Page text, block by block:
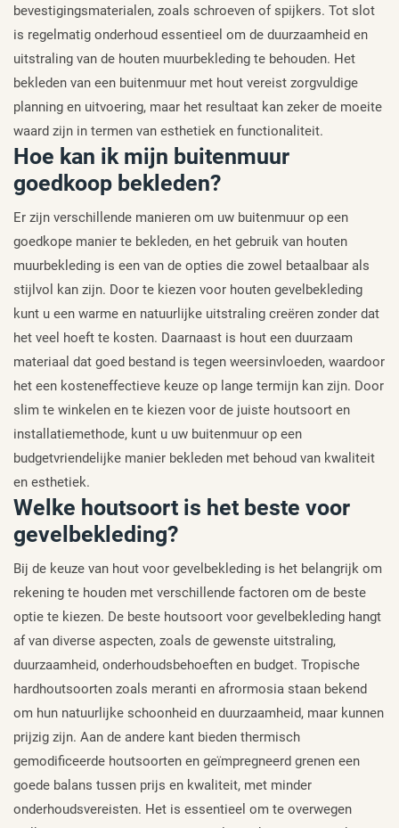
bevestigingsmaterialen, zoals schroeven of spijkers. Tot slot
is regelmatig onderhoud essentieel om de duurzaamheid en
uitstraling van de houten muurbekleding te behouden. Het
bekleden van een buitenmuur met hout vereist zorgvuldige
planning en uitvoering, maar het resultaat kan zeker de moeite
waard zijn in termen van esthetiek en functionaliteit.
Hoe kan ik mijn buitenmuur
goedkoop bekleden?
Er zijn verschillende manieren om uw buitenmuur op een
goedkope manier te bekleden, en het gebruik van houten
muurbekleding is een van de opties die zowel betaalbaar als
stijlvol kan zijn. Door te kiezen voor houten gevelbekleding
kunt u een warme en natuurlijke uitstraling creëren zonder dat
het veel hoeft te kosten. Daarnaast is hout een duurzaam
materiaal dat goed bestand is tegen weersinvloeden, waardoor
het een kosteneffectieve keuze op lange termijn kan zijn. Door
slim te winkelen en te kiezen voor de juiste houtsoort en
installatiemethode, kunt u uw buitenmuur op een
budgetvriendelijke manier bekleden met behoud van kwaliteit
en esthetiek.
Welke houtsoort is het beste voor
gevelbekleding?
Bij de keuze van hout voor gevelbekleding is het belangrijk om
rekening te houden met verschillende factoren om de beste
optie te kiezen. De beste houtsoort voor gevelbekleding hangt
af van diverse aspecten, zoals de gewenste uitstraling,
duurzaamheid, onderhoudsbehoeften en budget. Tropische
hardhoutsoorten zoals meranti en afrormosia staan bekend
om hun natuurlijke schoonheid en duurzaamheid, maar kunnen
prijzig zijn. Aan de andere kant bieden thermisch
gemodificeerde houtsoorten en geïmpregneerd grenen een
goede balans tussen prijs en kwaliteit, met minder
onderhoudsvereisten. Het is essentieel om te overwegen